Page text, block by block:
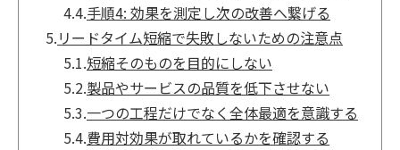
4.4.手順4: 効果を測定し次の改善へ繋げる
5.リードタイム短縮で失敗しないための注意点
5.1.短縮そのものを目的にしない
5.2.製品やサービスの品質を低下させない
5.3.一つの工程だけでなく全体最適を意識する
5.4.費用対効果が取れているかを確認する